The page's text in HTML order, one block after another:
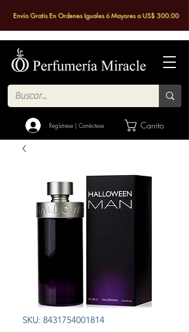
Regístrese | Conéctese Carrito
Envío Gratis En Ordenes Iguales ó Mayores a US$ 300.00
SKU: 8431754001814